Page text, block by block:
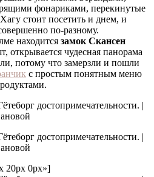
фонариками, перекинутые
стоит посетить и днем, и
по-разному.
находится замок Скансен
открывается чудесная панорама
потому что замерзли и пошли
с простым понятным меню
20px 0px»]